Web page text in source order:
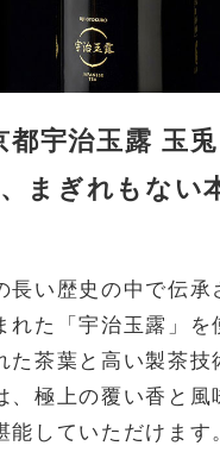
都宇治玉露 玉兎
まぎれもない
長い歴史の中で伝承
れた「宇治玉露」を
た茶葉と高い製茶技
、極上の覆い香と風
能していただけます。